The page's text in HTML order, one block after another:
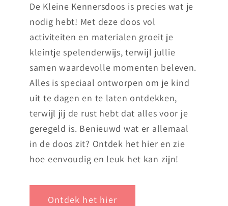
De Kleine Kennersdoos is precies wat je
nodig hebt! Met deze doos vol
activiteiten en materialen groeit je
kleintje spelenderwijs, terwijl jullie
samen waardevolle momenten beleven.
Alles is speciaal ontworpen om je kind
uit te dagen en te laten ontdekken,
terwijl jij de rust hebt dat alles voor je
geregeld is. Benieuwd wat er allemaal
in de doos zit? Ontdek het hier en zie
hoe eenvoudig en leuk het kan zijn!
Ontdek het hier